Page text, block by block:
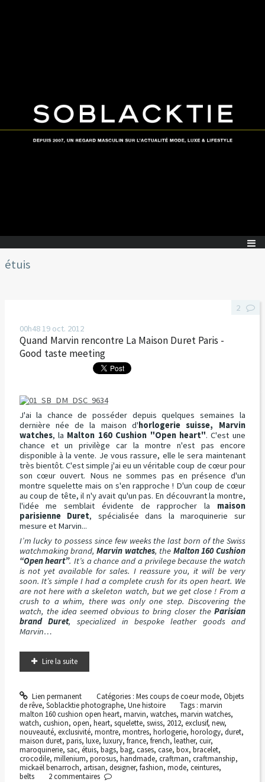
étuis
00h4819 oct. 2012
Quand Marvin rencontre La Maison Duret Paris -
Good taste meeting
J'ai la chance de posséder depuis quelques semaines la
dernière née de la maison d'horlogerie suisse, Marvin
watches, la Malton 160 Cushion "Open heart". C'est une
chance et un privilège car la montre n'est pas encore
disponible à la vente. Je vous rassure, elle le sera maintenant
très bientôt. C'est simple j'ai eu un véritable coup de cœur pour
son cœur ouvert. Nous ne sommes pas en présence d'un
montre squelette mais on s'en rapproche ! D'un coup de cœur
au coup de tête, il n'y avait qu'un pas. En découvrant la montre,
l'idée me semblait évidente de rapprocher la maison
parisienne Duret, spécialisée dans la maroquinerie sur
mesure et Marvin...
I’m lucky to possess since few weeks the last born of the Swiss
watchmaking brand,Marvin watches, the Malton 160 Cushion
“Open heart”. It’s a chance and a privilege because the watch
is not yet available for sales. I reassure you, it will be very
soon. It’s simple I had a complete crush for its open heart. We
are not here with a skeleton watch, but we get close ! From a
crush to a whim, there was only one step. Discovering the
watch, the idea seemed obvious to bring closer the Parisian
brand Duret, specialized in bespoke leather goods and
Marvin…
Lire la suite
Lien permanent Catégories : Mes coups de coeur mode, Objets
de rêve, Soblacktie photographe, Une histoire Tags :marvin
malton 160 cushion open heart, marvin, watches, marvin watches,
watch, cushion, open, heart, squelette, swiss, 2012, exclusif, new,
nouveauté, exclusivité, montre, montres, horlogerie, horology, duret,
maison duret, paris, luxe, luxury, france, french, leather, cuir,
maroquinerie, sac, étuis, bags, bag, cases, case, box, bracelet,
crocodile, millenium, porosus, handmade, craftman, craftmanship,
mickaël benarroch, artisan, designer, fashion, mode, ceintures,
belts
2
2commentaires